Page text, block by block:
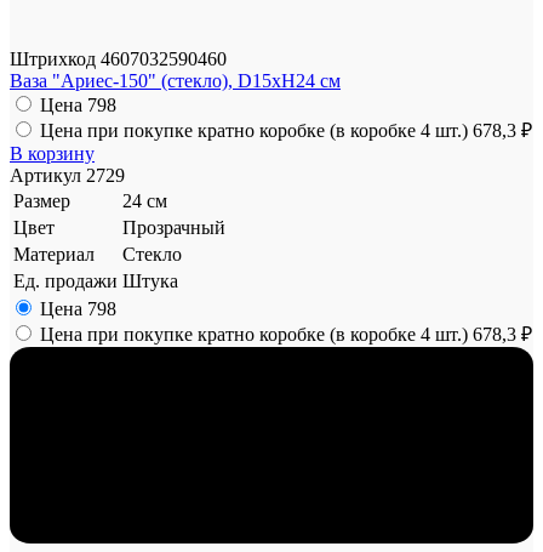
Штрихкод 4607032590460
Ваза "Ариес-150" (стекло), D15xH24 см
Цена 798
Цена при покупке кратно коробке (в коробке 4 шт.) 678,3 ₽
В корзину
Артикул 2729
Размер
24 см
Цвет
Прозрачный
Материал
Стекло
Ед. продажи Штука
Цена 798
Цена при покупке кратно коробке (в коробке 4 шт.) 678,3 ₽